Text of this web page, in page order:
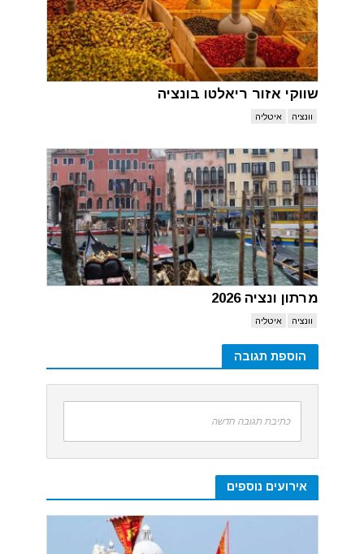
שווקי אזור ריאלטו בונציה
וונציה איטליה
מרתון ונציה 2026
וונציה איטליה
הוספת תגובה
כתיבת תגובה חדשה
אירועים נוספים